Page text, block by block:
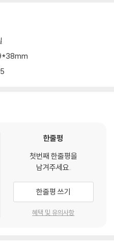
한줄평
첫번째 한줄평을
남겨주세요.
한줄평 쓰기
혜택 및 유의사항